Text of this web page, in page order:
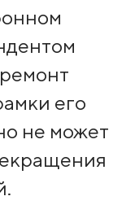
его
не может